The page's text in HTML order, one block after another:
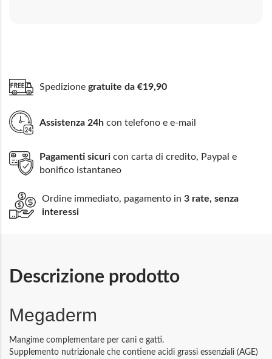
Spedizione gratuite da €19,90
Assistenza 24h con telefono e e-mail
Pagamenti sicuri con carta di credito, Paypal e
bonifico istantaneo
Ordine immediato, pagamento in 3 rate, senza
interessi
Descrizione prodotto
Megaderm
Mangime complementare per cani e gatti.
Supplemento nutrizionale che contiene acidi grassi essenziali (AGE)